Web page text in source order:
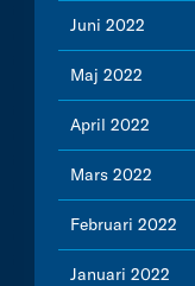
Juni 2022
Maj 2022
April 2022
Mars 2022
Februari 2022
Januari 2022